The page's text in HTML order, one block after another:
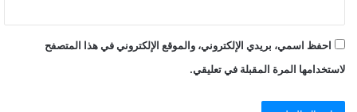
احفظ اسمي، بريدي الإلكتروني، والموقع الإلكتروني في هذا المتصفح
لاستخدامها المرة المقبلة في تعليقي.